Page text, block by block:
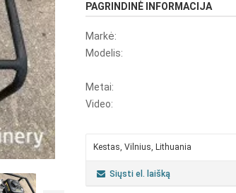
PAGRINDINĖ INFORMACIJA
Markė:
Modelis:
Metai:
Video:
Kestas, Vilnius, Lithuania
Siųsti el. laišką